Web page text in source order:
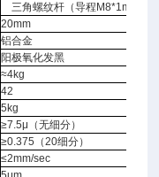
三角螺纹杆（导程M8*1mm）
20mm
铝合金
阳极氧化发黑
≈4kg
42
5kg
≥7.5μ（无细分）
≥0.375（20细分）
≤2mm/sec